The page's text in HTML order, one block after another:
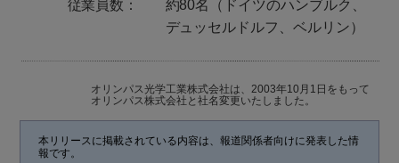
従業員数：
約80名（ドイツのハンブルク、
デュッセルドルフ、ベルリン）
オリンパス光学工業株式会社は、2003年10月1日をもって
オリンパス株式会社と社名変更いたしました。
本リリースに掲載されている内容は、報道関係者向けに発表した情
報です。